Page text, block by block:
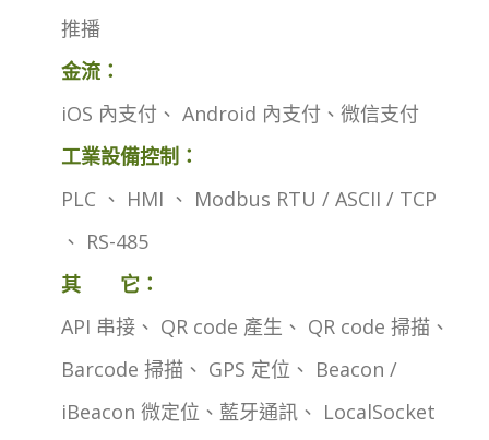
推播
金流：
iOS 內支付、 Android 內支付、微信支付
工業設備控制：
PLC 、 HMI 、 Modbus RTU / ASCII / TCP
、 RS-485
其 它：
API 串接、 QR code 產生、 QR code 掃描、
Barcode 掃描、 GPS 定位、 Beacon /
iBeacon 微定位、藍牙通訊、 LocalSocket